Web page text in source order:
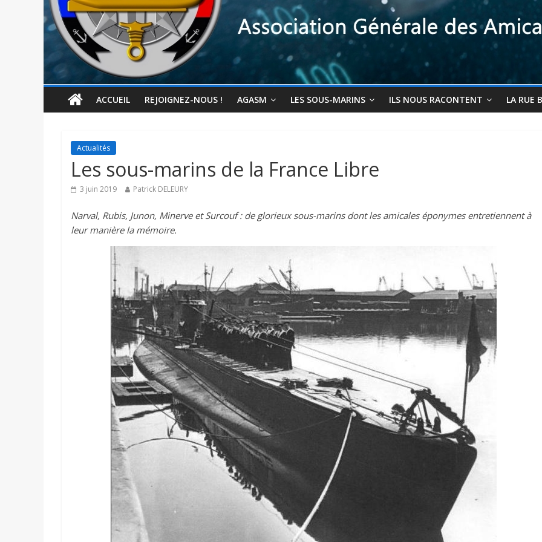
ACCUEIL REJOIGNEZ-NOUS ! AGASM LES SOUS-MARINS ILS NOUS RACONTENT LA RUE
Actualités
Les sous-marins de la France Libre
3 juin 2019 Patrick DELEURY
Narval, Rubis, Junon, Minerve et Surcouf : de glorieux sous-marins dont les amicales éponymes entretiennent à
leur manière la mémoire.